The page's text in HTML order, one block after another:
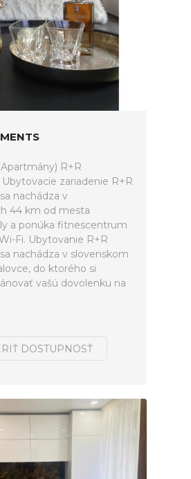
R+R
zariadenie R+R
nachádza v
44 km od mesta
a ponúka fitnescentrum
Fi. Ubytovanie R+R
nachádza v slovenskom
do ktorého si
vašú dovolenku na
DOSTUPNOSŤ